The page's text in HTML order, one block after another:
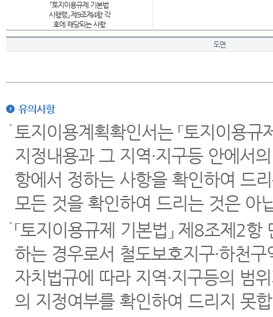
「토지이용규제 기본법
시행령」 제9조제4항 각
호에 해당되는 사항
도면
유의사항
토지이용계획확인서는 「토지이용
지정내용과 그 지역·지구등 안에서
항에서 정하는 사항을 확인하여 드
모든 것을 확인하여 드리는 것은 아
「토지이용규제 기본법」 제8조제2
하는 경우로서 철도보호지구·하천
자치법규에 따라 지역·지구등의 범
의 지정여부를 확인하여 드리지 못